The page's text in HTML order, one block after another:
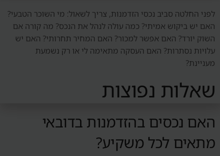
לפני החלטה סביב נכסי הזדמנות, צריך לשאול: מי השוכר הטבעי?
האם יש ביקוש אמיתי? כמה עולה לנהל את הנכס? מה קורה אם
השוק יורד? האם אפשר למכור? האם המחיר תחרותי? האם יש
עלויות נסתרות? האם העסקה מתאימה לי או רק נשמעת
מעניינת?
שאלות נפוצות
האם נכסים בהזדמנות בדובאי
מתאים לכל משקיע?